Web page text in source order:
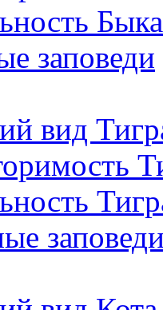
Быка
заповеди
вид